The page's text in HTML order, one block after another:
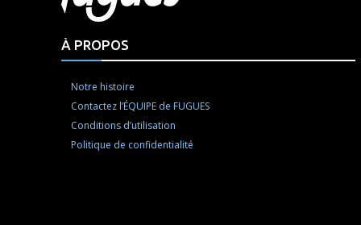
À PROPOS
Notre histoire
Contactez l’ÉQUIPE de FUGUES
Conditions d’utilisation
Politique de confidentialité